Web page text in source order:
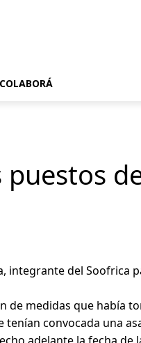
COLABORÁ
integrante del Soofrica
de medidas que había
tenían convocada una